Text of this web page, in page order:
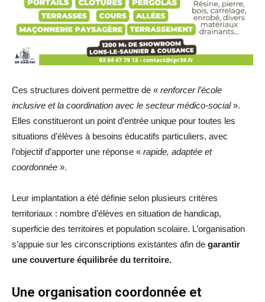
Ces structures doivent permettre de « renforcer l’école
inclusive et la coordination avec le secteur médico-social».
Elles constitueront un point d’entrée unique pour toutes les
situations d’élèves à besoins éducatifs particuliers, avec
l’objectif d’apporter une réponse « rapide, adaptée et
coordonnée ».
Leur implantation a été définie selon plusieurs critères
territoriaux : nombre d’élèves en situation de handicap,
superficie des territoires et population scolaire. L’organisation
s’appuie sur les circonscriptions existantes afin de garantir
une couverture équilibrée du territoire.
Une organisation coordonnée et